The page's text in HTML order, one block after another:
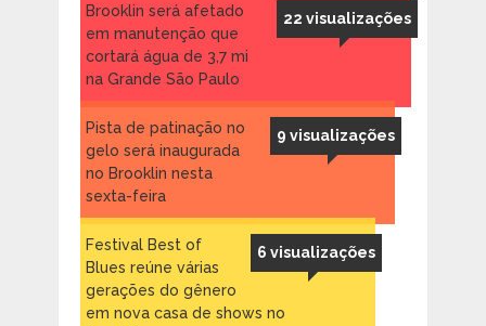
22 visualizações
Brooklin será afetado
em manutenção que
cortará água de 3,7 mi
na Grande São Paulo
9 visualizações
Pista de patinação no
gelo será inaugurada
no Brooklin nesta
sexta-feira
6 visualizações
Festival Best of
Blues reúne várias
gerações do gênero
em nova casa de shows no